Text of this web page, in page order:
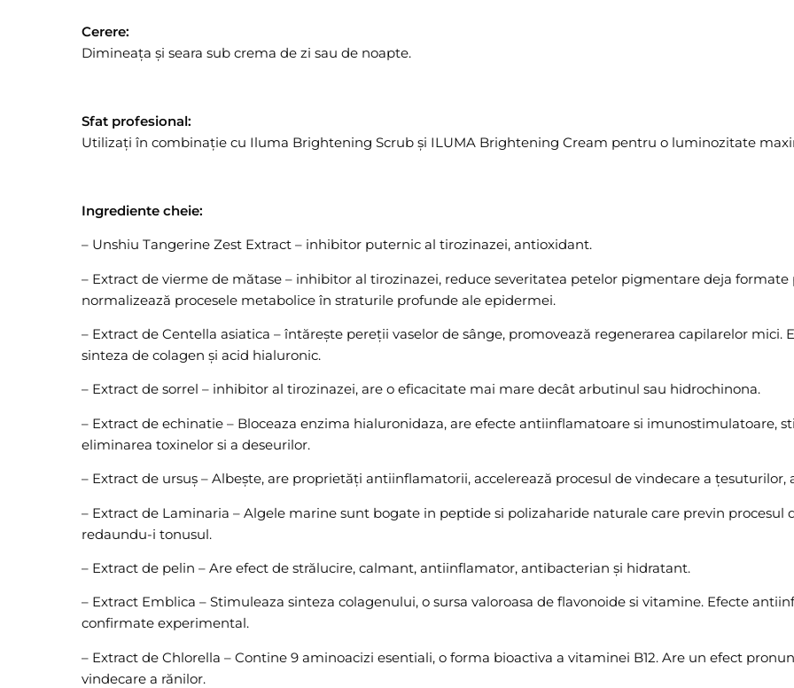
Cerere:
Dimineața și seara sub crema de zi sau de noapte.
Sfat profesional:
Utilizați în combinație cu Iluma Brightening Scrub și ILUMA Brightening Cream pentru o luminozitate
Ingrediente cheie:
– Unshiu Tangerine Zest Extract – inhibitor puternic al tirozinazei, antioxidant.
– Extract de vierme de mătase – inhibitor al tirozinazei, reduce severitatea petelor pigmentare deja formate
normalizează procesele metabolice în straturile profunde ale epidermei.
– Extract de Centella asiatica – întărește pereții vaselor de sânge, promovează regenerarea capilarelor
sinteza de colagen și acid hialuronic.
– Extract de sorrel – inhibitor al tirozinazei, are o eficacitate mai mare decât arbutinul sau hidrochinona.
– Extract de echinatie – Bloceaza enzima hialuronidaza, are efecte antiinflamatoare si imunostimulatoare,
eliminarea toxinelor si a deseurilor.
– Extract de ursuș – Albește, are proprietăți antiinflamatorii, accelerează procesul de vindecare a
– Extract de Laminaria – Algele marine sunt bogate in peptide si polizaharide naturale care previn procesul
redaundu-i tonusul.
– Extract de pelin – Are efect de strălucire, calmant, antiinflamator, antibacterian și hidratant.
– Extract Emblica – Stimuleaza sinteza colagenului, o sursa valoroasa de flavonoide si vitamine. Efecte
confirmate experimental.
– Extract de Chlorella – Contine 9 aminoacizi esentiali, o forma bioactiva a vitaminei B12. Are un efect
vindecare a rănilor.